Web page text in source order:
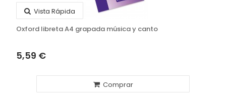
Vista Rápida
Oxford libreta A4 grapada música y canto
5,59 €
Comprar